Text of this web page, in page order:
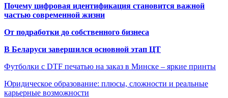
Почему цифровая идентификация становится важной
частью современной жизни
От подработки до собственного бизнеса
В Беларуси завершился основной этап ЦТ
Футболки с DTF печатью на заказ в Минске – яркие принты
Юридическое образование: плюсы, сложности и реальные
карьерные возможности